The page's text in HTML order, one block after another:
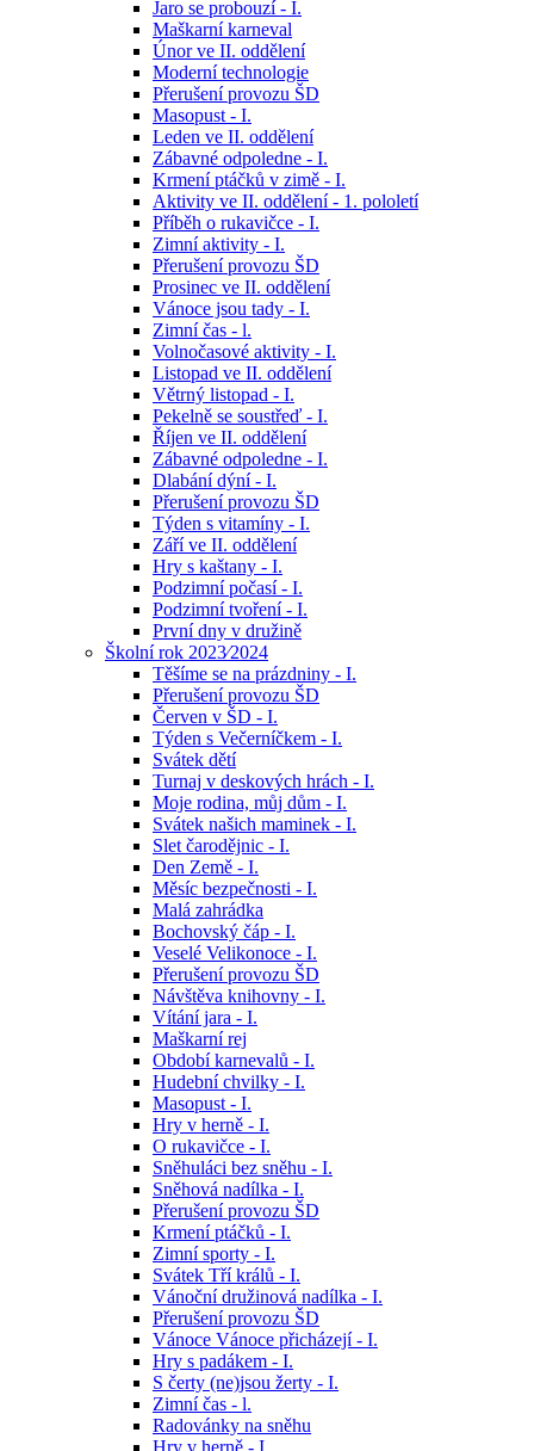
Jaro se probouzí - I.
Maškarní karneval
Únor ve II. oddělení
Moderní technologie
Přerušení provozu ŠD
Masopust - I.
Leden ve II. oddělení
Zábavné odpoledne - I.
Krmení ptáčků v zimě - I.
Aktivity ve II. oddělení - 1. pololetí
Příběh o rukavičce - I.
Zimní aktivity - I.
Přerušení provozu ŠD
Prosinec ve II. oddělení
Vánoce jsou tady - I.
Zimní čas - l.
Volnočasové aktivity - I.
Listopad ve II. oddělení
Větrný listopad - I.
Pekelně se soustřeď - I.
Říjen ve II. oddělení
Zábavné odpoledne - I.
Dlabání dýní - I.
Přerušení provozu ŠD
Týden s vitamíny - I.
Září ve II. oddělení
Hry s kaštany - I.
Podzimní počasí - I.
Podzimní tvoření - I.
První dny v družině
Školní rok 2023⁄2024
Těšíme se na prázdniny - I.
Přerušení provozu ŠD
Červen v ŠD - I.
Týden s Večerníčkem - I.
Svátek dětí
Turnaj v deskových hrách - I.
Moje rodina, můj dům - I.
Svátek našich maminek - I.
Slet čarodějnic - I.
Den Země - I.
Měsíc bezpečnosti - I.
Malá zahrádka
Bochovský čáp - I.
Veselé Velikonoce - I.
Přerušení provozu ŠD
Návštěva knihovny - I.
Vítání jara - I.
Maškarní rej
Období karnevalů - I.
Hudební chvilky - I.
Masopust - I.
Hry v herně - I.
O rukavičce - I.
Sněhuláci bez sněhu - I.
Sněhová nadílka - I.
Přerušení provozu ŠD
Krmení ptáčků - I.
Zimní sporty - I.
Svátek Tří králů - I.
Vánoční družinová nadílka - I.
Přerušení provozu ŠD
Vánoce Vánoce přicházejí - I.
Hry s padákem - I.
S čerty (ne)jsou žerty - I.
Zimní čas - l.
Radovánky na sněhu
Hry v herně - I.